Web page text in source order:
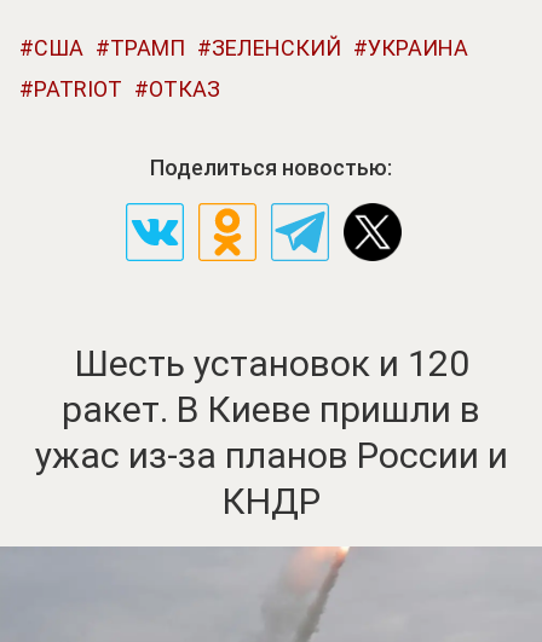
США ТРАМП ЗЕЛЕНСКИЙ
УКРАИНА
PATRIOT
ОТКАЗ
Поделиться новостью:
Шесть установок и 120
ракет. В Киеве пришли в
ужас из-за планов России и
КНДР